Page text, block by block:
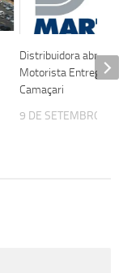
Distribuidora abre
Motorista
Camaçari
9 DE SETEMBRO DE